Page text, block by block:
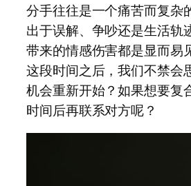
分手往往是一个痛苦而复杂
出于误解、争吵还是生活轨
带来的情感伤害都是显而易
这段时间之后，我们不禁会
机会重新开始？如果想要复
时间后再联系对方呢？